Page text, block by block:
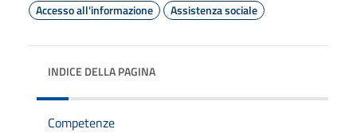
Accesso all'informazione
Assistenza sociale
INDICE DELLA PAGINA
Competenze